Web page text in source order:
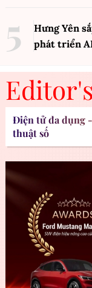
Hưng Yên
phát triển
Editor's
Điện tử đa dụng
thuật số